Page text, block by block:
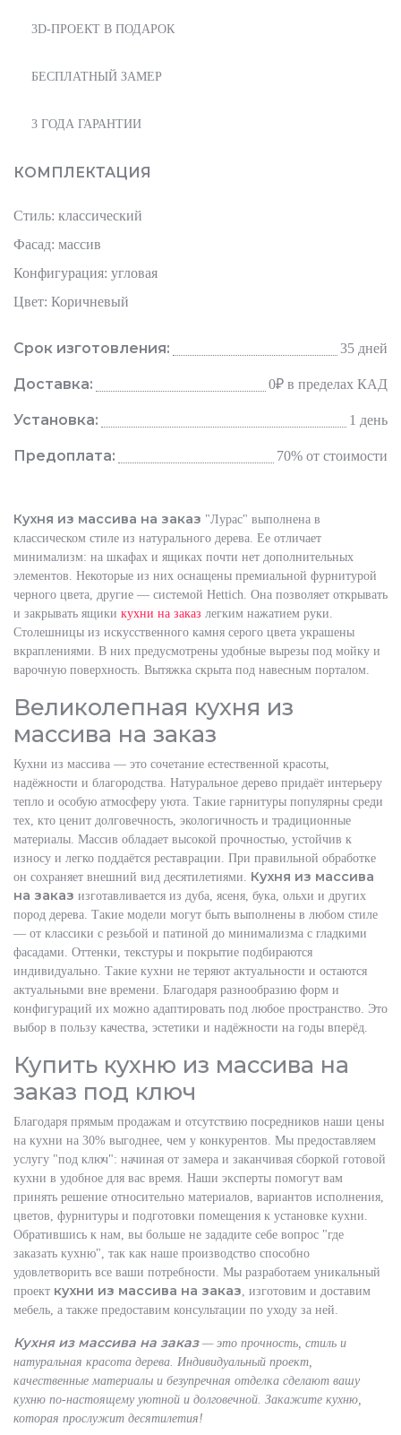
3D-ПРОЕКТ В ПОДАРОК
БЕСПЛАТНЫЙ ЗАМЕР
3 ГОДА ГАРАНТИИ
КОМПЛЕКТАЦИЯ
Стиль: классический
Фасад: массив
Конфигурация: угловая
Цвет: Коричневый
Срок изготовления: 35 дней
Доставка: 0₽ в пределах КАД
Установка: 1 день
Предоплата: 70% от стоимости
Кухня из массива на заказ "Лурас" выполнена в
классическом стиле из натурального дерева. Ее отличает
минимализм: на шкафах и ящиках почти нет дополнительных
элементов. Некоторые из них оснащены премиальной фурнитурой
черного цвета, другие — системой Hettich. Она позволяет открывать
и закрывать ящики кухни на заказ легким нажатием руки.
Столешницы из искусственного камня серого цвета украшены
вкраплениями. В них предусмотрены удобные вырезы под мойку и
варочную поверхность. Вытяжка скрыта под навесным порталом.
Великолепная кухня из
массива на заказ
Кухни из массива — это сочетание естественной красоты,
надёжности и благородства. Натуральное дерево придаёт интерьеру
тепло и особую атмосферу уюта. Такие гарнитуры популярны среди
тех, кто ценит долговечность, экологичность и традиционные
материалы. Массив обладает высокой прочностью, устойчив к
износу и легко поддаётся реставрации. При правильной обработке
он сохраняет внешний вид десятилетиями. Кухня из массива
на заказ изготавливается из дуба, ясеня, бука, ольхи и других
пород дерева. Такие модели могут быть выполнены в любом стиле
— от классики с резьбой и патиной до минимализма с гладкими
фасадами. Оттенки, текстуры и покрытие подбираются
индивидуально. Такие кухни не теряют актуальности и остаются
актуальными вне времени. Благодаря разнообразию форм и
конфигураций их можно адаптировать под любое пространство. Это
выбор в пользу качества, эстетики и надёжности на годы вперёд.
Купить кухню из массива на
заказ под ключ
Благодаря прямым продажам и отсутствию посредников наши цены
на кухни на 30% выгоднее, чем у конкурентов. Мы предоставляем
услугу "под ключ": начиная от замера и заканчивая сборкой готовой
кухни в удобное для вас время. Наши эксперты помогут вам
принять решение относительно материалов, вариантов исполнения,
цветов, фурнитуры и подготовки помещения к установке кухни.
Обратившись к нам, вы больше не зададите себе вопрос "где
заказать кухню", так как наше производство способно
удовлетворить все ваши потребности. Мы разработаем уникальный
проект кухни из массива на заказ , изготовим и доставим
мебель, а также предоставим консультации по уходу за ней.
Кухня из массива на заказ— это прочность, стиль и
натуральная красота дерева. Индивидуальный проект,
качественные материалы и безупречная отделка сделают вашу
кухню по-настоящему уютной и долговечной. Закажите кухню,
которая прослужит десятилетия!